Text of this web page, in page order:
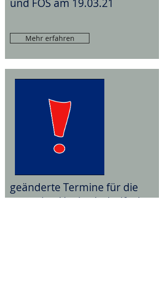
und FOS am 19.03.21
Mehr erfahren
geänderte Termine für die
zentralen Hochschulreife-/